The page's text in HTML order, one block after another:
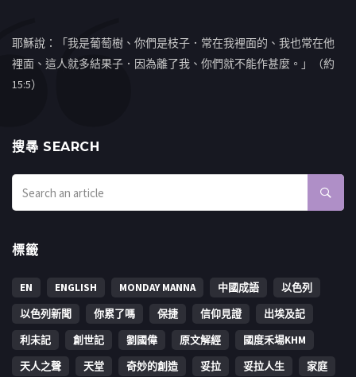
耶穌說：「我是葡萄樹、你們是枝子．常在我裡面的、我也常在他
裡面、這人就多結果子．因為離了我、你們就不能作甚麼。」（約
15:5）
搜㝷 SEARCH
標籤
EN ENGLISH MONDAY MANNA 中國成語
以色列
以色列新聞
你累了嗎 保捷 信仰見證
出埃及記
利未記
創世記 劉國偉 原文解經
國度禾場KHM
天人之聲
天堂 奇妙的創造 妥拉 妥拉人生 家庭